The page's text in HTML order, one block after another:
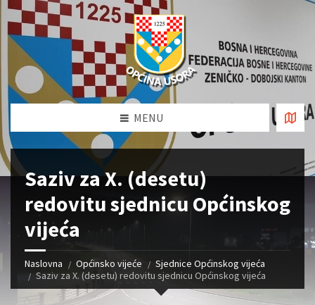
MENU
Saziv za X. (desetu)
redovitu sjednicu Općinskog
vijeća
Naslovna Općinsko vijeće
Sjednice Općinskog vijeća
Saziv za X. (desetu) redovitu sjednicu Općinskog vijeća